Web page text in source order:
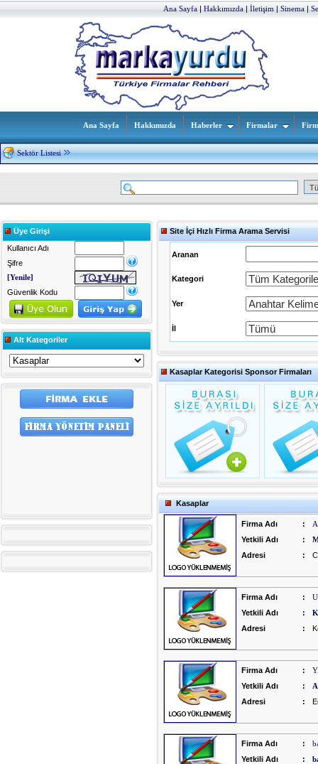
Ana Sayfa|Hakkımızda|İletişim|Sinema|
Ana Sayfa Hakkımızda Haberler Firmalar
Sektör Listesi
Üye Girişi
Kullanıcı Adı
Şifre
[Yenile]
Güvenlik Kodu
Alt Kategoriler
Site İçi Hızlı Firma Arama Servisi
Aranan
Kategori
Yer
İl
Kasaplar Kategorisi Sponsor Firmaları
Kasaplar
Firma Adı :
Yetkili Adı
:
Adresi
:
Firma Adı :
Yetkili Adı
:
Adresi
:
Firma Adı :
Yetkili Adı
:
Adresi
:
Firma Adı :
Yetkili Adı
: